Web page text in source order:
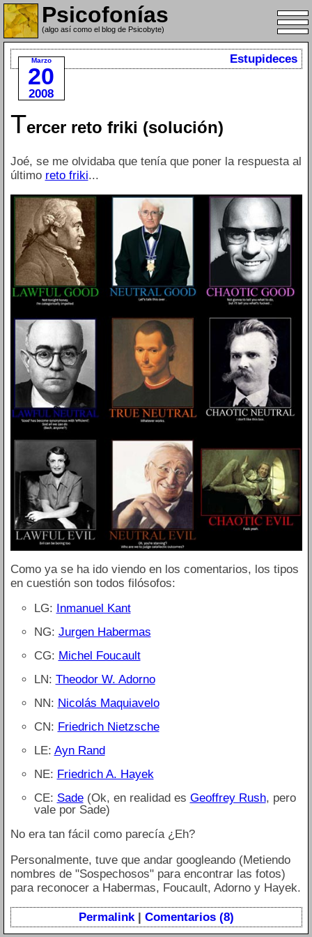
Psicofonías
(algo así como el blog de Psicobyte)
Marzo
20
2008
Estupideces
Tercer reto friki (solución)
Joé, se me olvidaba que tenía que poner la respuesta al
último reto friki...
Como ya se ha ido viendo en los comentarios, los tipos
en cuestión son todos filósofos:
LG: Inmanuel Kant
NG: Jurgen Habermas
CG: Michel Foucault
LN: Theodor W. Adorno
NN: Nicolás Maquiavelo
CN: Friedrich Nietzsche
LE: Ayn Rand
NE: Friedrich A. Hayek
CE: Sade(Ok, en realidad es Geoffrey Rush, pero
vale por Sade)
No era tan fácil como parecía ¿Eh?
Personalmente, tuve que andar googleando (Metiendo
nombres de "Sospechosos" para encontrar las fotos)
para reconocer a Habermas, Foucault, Adorno y Hayek.
Permalink| Comentarios (8)